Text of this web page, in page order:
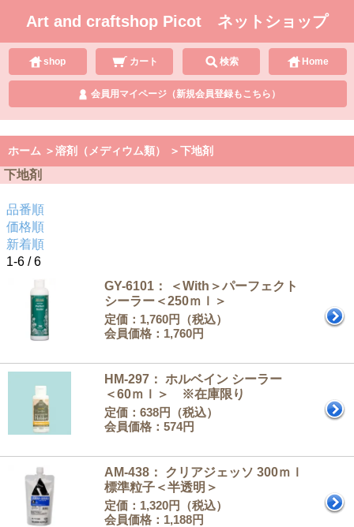
Art and craftshop Picot ネットショップ
shop カート 検索 Home
会員用マイページ（新規会員登録もこちら）
ホーム ＞溶剤（メディウム類） ＞下地剤
下地剤
品番順
価格順
新着順
1-6 / 6
GY-6101： ＜With＞パーフェクト
シーラー＜250ｍｌ＞
定価：1,760円（税込）
会員価格：1,760円
HM-297： ホルベイン シーラー
＜60ｍｌ＞ ※在庫限り
定価：638円（税込）
会員価格：574円
AM-438： クリアジェッソ 300ｍｌ
標準粒子＜半透明＞
定価：1,320円（税込）
会員価格：1,188円